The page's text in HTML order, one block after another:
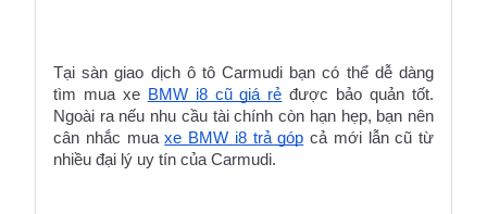
Tại sàn giao dịch ô tô Carmudi bạn có thể dễ dàng
tìm mua xe BMW i8 cũ giá rẻ được bảo quản tốt.
Ngoài ra nếu nhu cầu tài chính còn hạn hẹp, bạn nên
cân nhắc mua xe BMW i8 trả góp cả mới lẫn cũ từ
nhiều đại lý uy tín của Carmudi.